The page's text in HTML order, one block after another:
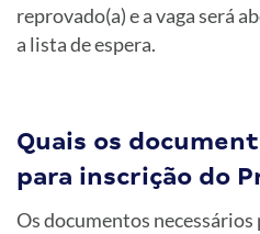
reprovado(a) e a vaga será
a lista de espera.
Quais os
para inscrição do
Os documentos